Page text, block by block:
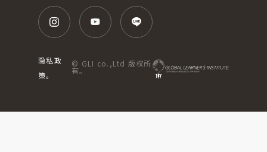
隐私政
策。
© GLI co.,Ltd 版权所
有。